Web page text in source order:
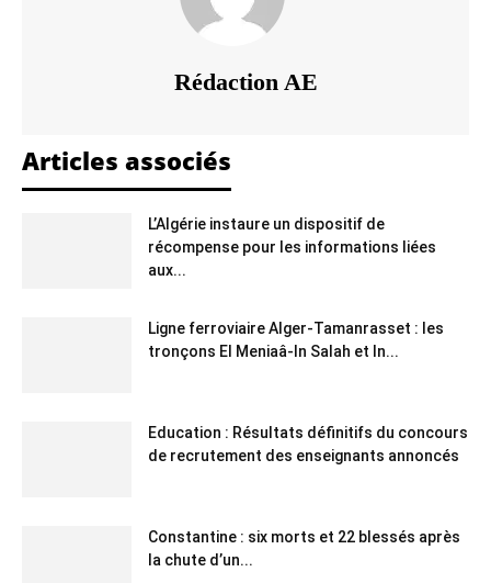
Rédaction AE
Articles associés
L’Algérie instaure un dispositif de
récompense pour les informations liées
aux...
Ligne ferroviaire Alger-Tamanrasset : les
tronçons El Meniaâ-In Salah et In...
Education : Résultats définitifs du concours
de recrutement des enseignants annoncés
Constantine : six morts et 22 blessés après
la chute d’un...